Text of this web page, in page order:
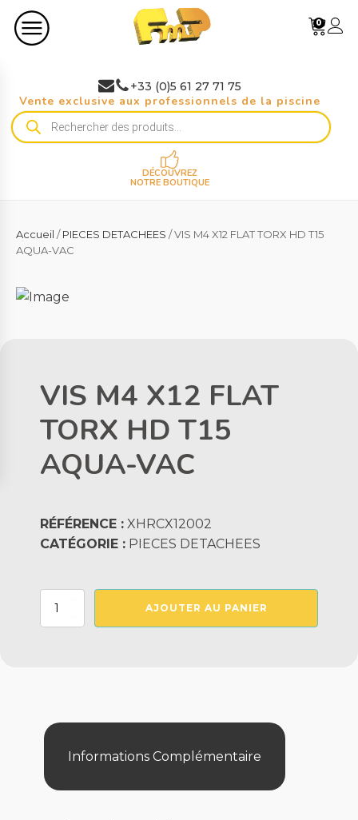
0
+33 (0)5 61 27 71 75
Vente exclusive aux professionnels de la piscine
Recherche
de
DÉCOUVREZ
NOTRE BOUTIQUE
Accueil /PIECES DETACHEES / VIS M4 X12 FLAT TORX HD T15
AQUA-VAC
VIS M4 X12 FLAT
TORX HD T15
AQUA-VAC
RÉFÉRENCE : XHRCX12002
CATÉGORIE : PIECES DETACHEES
quantité
T15
AQUA-
AJOUTER AU PANIER
Informations Complémentaire